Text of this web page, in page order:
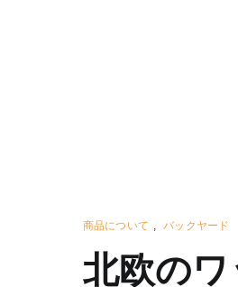
商品について , バックヤード
北欧の